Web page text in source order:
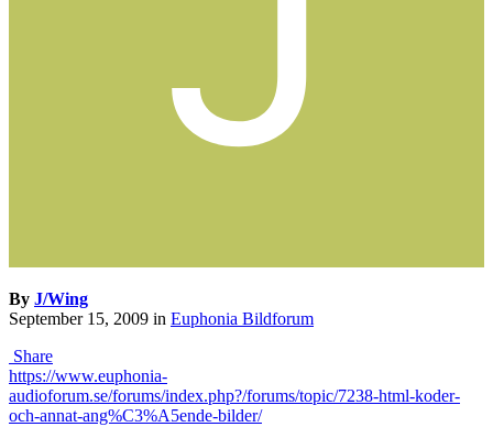
By J/Wing
September 15, 2009 in Euphonia Bildforum
Share
https://www.euphonia-
audioforum.se/forums/index.php?/forums/topic/7238-html-koder-
och-annat-ang%C3%A5ende-bilder/